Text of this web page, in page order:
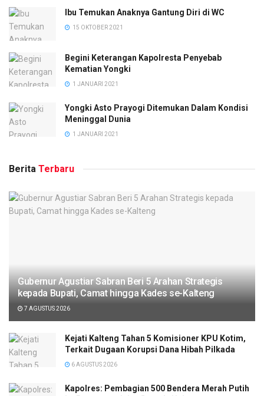
Ibu Temukan Anaknya Gantung Diri di WC
15 OKTOBER 2021
Begini Keterangan Kapolresta Penyebab
Kematian Yongki
1 JANUARI 2021
Yongki Asto Prayogi Ditemukan Dalam Kondisi
Meninggal Dunia
1 JANUARI 2021
Berita Terbaru
Gubernur Agustiar Sabran Beri 5 Arahan Strategis
kepada Bupati, Camat hingga Kades se-Kalteng
7 AGUSTUS 2026
Kejati Kalteng Tahan 5 Komisioner KPU Kotim,
Terkait Dugaan Korupsi Dana Hibah Pilkada
6 AGUSTUS 2026
Kapolres: Pembagian 500 Bendera Merah Putih